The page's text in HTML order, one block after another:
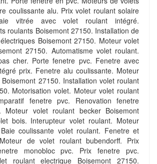
coulissante alu. Prix volet roulant solaire
vitrée avec volet roulant intégré.
roulants Boisemont 27150. Installation de
Boisemont 27150. Moteur volet
27150. Automatisme volet roulant.
cher. Porte fenetre pvc. Fenetre avec
prix. Fenetre alu coulissante. Moteur
27150. Installation volet roulant
Motorisation volet. Moteur volet roulant
fenetre pvc. Renovation fenetre
Moteur volet roulant becker Boisemont
bois. Interupteur volet roulant. Moteur
coulissante volet roulant. Fenetre et
de volet roulant bubendorff. Prix
monobloc pvc. Prix fenetre pvc.
roulant electrique Boisemont 27150.